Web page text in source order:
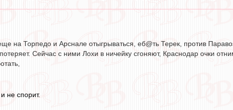
на Торпедо и Арснале отыгрываться, еб@ть Терек, против
Сейчас с ними Лохи в ничейку сгоняют, Краснодар очки
не спорит.